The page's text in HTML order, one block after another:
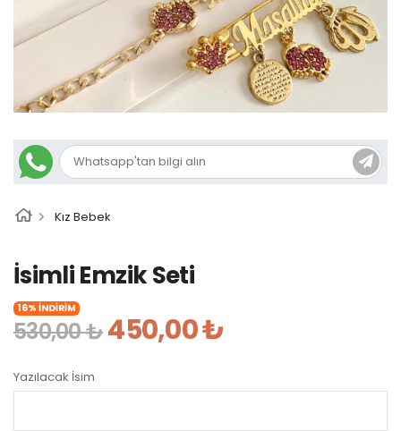
Kız Bebek
İsimli Emzik Seti
16% İNDİRİM
530,00 ₺450,00 ₺
Yazılacak İsim